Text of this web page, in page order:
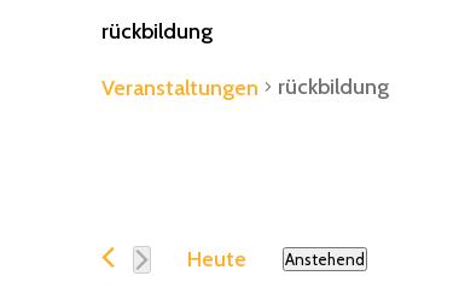
rückbildung
Veranstaltungen rückbildung
Heute Anstehend